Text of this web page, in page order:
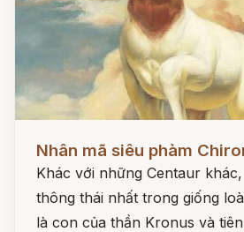
Nhân mã siêu phàm
Khác với những Centaur
thông thái nhất trong giống
là con của thần Kronus và